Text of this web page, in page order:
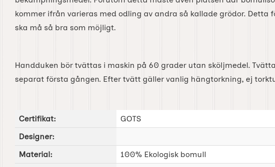
kommer ifrån varieras med odling av andra så kallade grödor. Detta
ska må så bra som möjligt.
Handduken bör tvättas i maskin på 60 grader utan sköljmedel.
separat första gången. Efter tvätt gäller vanlig hängtorkning, ej
Certifikat:
GOTS
Designer:
Material:
100% Ekologisk bomull